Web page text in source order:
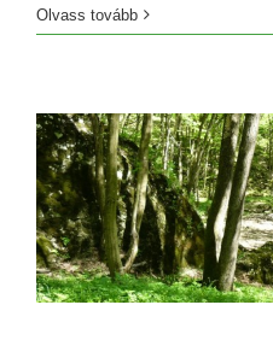
Olvass tovább
A szurdok, ahol az